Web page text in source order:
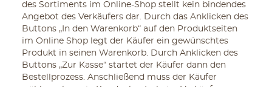
des Sortiments im Online-Shop stellt kein bindendes
Angebot des Verkäufers dar. Durch das Anklicken des
Buttons „In den Warenkorb“ auf den Produktseiten
im Online Shop legt der Käufer ein gewünschtes
Produkt in seinen Warenkorb. Durch Anklicken des
Buttons „Zur Kasse“ startet der Käufer dann den
Bestellprozess. Anschließend muss der Käufer